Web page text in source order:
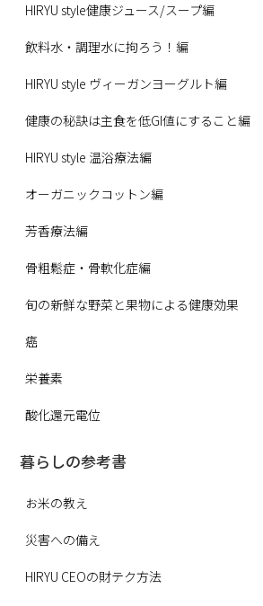
HIRYU style健康ジュース/スープ編
飲料水・調理水に拘ろう！編
HIRYU style ヴィーガンヨーグルト編
健康の秘訣は主食を低GI値にすること編
HIRYU style 温浴療法編
オーガニックコットン編
芳香療法編
骨粗鬆症・骨軟化症編
旬の新鮮な野菜と果物による健康効果
癌
栄養素
酸化還元電位
暮らしの参考書
お米の教え
災害への備え
HIRYU CEOの財テク方法